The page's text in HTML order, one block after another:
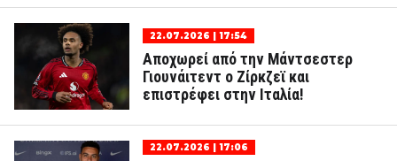
22.07.2026 | 17:54
Αποχωρεί από την Μάντσεστερ
Γιουνάιτεντ o Ζίρκζεϊ και
επιστρέφει στην Ιταλία!
22.07.2026 | 17:06